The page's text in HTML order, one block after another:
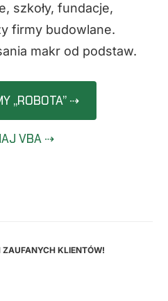
szkoły, fundacje,
firmy budowlane.
makr od podstaw.
„ROBOTA” ⇢
VBA ⇢
KLIENTÓW!